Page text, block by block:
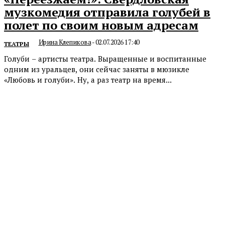
музкомедия отправила голубей в
полет по своим новым адресам
ТЕАТРЫ Ирина Клепикова-02.07.2026 17:40
Голуби – артисты театра. Выращенные и воспитанные
одним из уральцев, они сейчас заняты в мюзикле
«Любовь и голуби». Ну, а раз театр на время...